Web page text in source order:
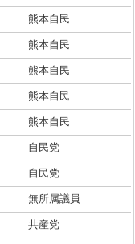
熊本自民
熊本自民
熊本自民
熊本自民
熊本自民
自民党
自民党
無所属議員
共産党